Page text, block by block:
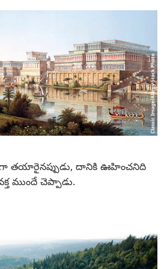
తయారైనప్పుడు, దానికి ఊహించనిది
ముందే చెప్పాడు.